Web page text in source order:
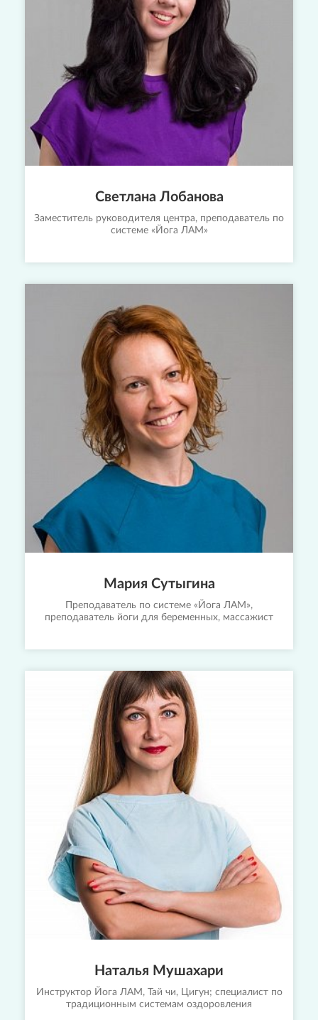
Светлана Лобанова
Заместитель руководителя центра, преподаватель по
системе «Йога ЛАМ»
Мария Сутыгина
Преподаватель по системе «Йога ЛАМ»,
преподаватель йоги для беременных, массажист
Наталья Мушахари
Инструктор Йога ЛАМ, Тай чи, Цигун; специалист по
традиционным системам оздоровления